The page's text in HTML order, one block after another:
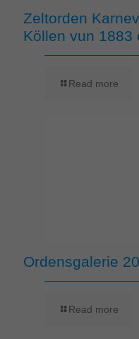
Zeltorden
Köllen vun 1883
Read more
Ordensgalerie
Read more